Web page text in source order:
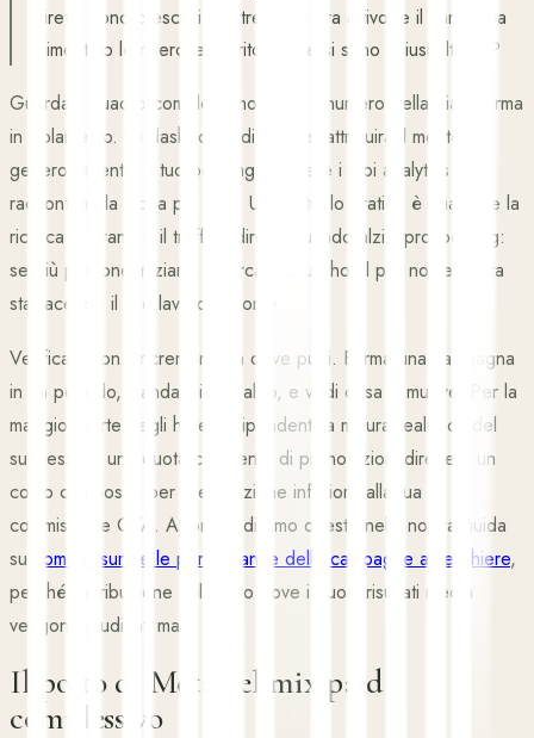
diretto sono cresciuti mentre Meta era attivo, e il canale ha
alimentato le ricerche e i ritorni che si sono chiusi altrove?
Guarda il quadro completo, non solo il numero della piattaforma
in isolamento. La dashboard di Meta si attribuirà il merito
generosamente; il tuo booking engine e i tuoi analytics
raccontano la storia più vera. Un controllo pratico è guardare la
ricerca di brand e il traffico diretto quando alzi il prospecting:
se più persone iniziano a cercare il tuo hotel per nome, Meta
sta facendo il suo lavoro a monte.
Verificalo con l'incrementalità dove puoi. Ferma una campagna
in un periodo, mandala in un altro, e vedi cosa si muove. Per la
maggior parte degli hotel indipendenti la misura realistica del
successo è una quota crescente di prenotazioni dirette a un
costo composito per prenotazione inferiore alla tua
commissione OTA. Approfondiremo questo nella nostra guida
su
come misurare le performance delle campagne alberghiere,
perché l'attribuzione è il posto dove i buoni risultati media
vengono giudicati male.
Il posto di Meta nel mix paid
complessivo